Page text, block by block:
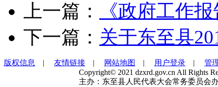
上一篇：
《政府工作
下一篇： 关于东至县
版权信息 | 友情链接 | 网站地图 | 用户登录 | 管
Copyright© 2021 dzxrd.gov.cn All Rights
主办：东至县人民代表大会常务委员会